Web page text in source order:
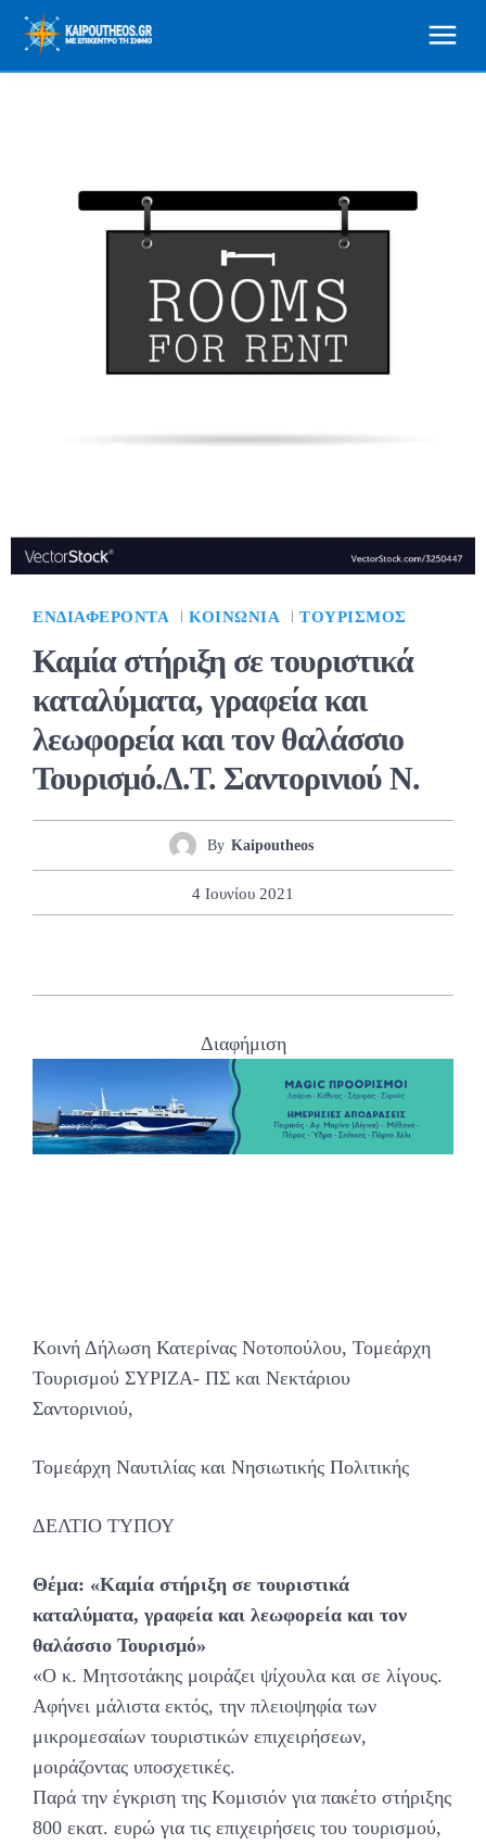
ΕΝΔΙΑΦΈΡΟΝΤΑ ΚΟΙΝΩΝΊΑ ΤΟΥΡΙΣΜΌΣ
Καμία στήριξη σε τουριστικά
καταλύματα, γραφεία και
λεωφορεία και τον θαλάσσιο
Τουρισμό.Δ.Τ. Σαντορινιού Ν.
By Kaipoutheos
4 Ιουνίου 2021
Διαφήμιση
Κοινή Δήλωση Κατερίνας Νοτοπούλου, Τομεάρχη
Τουρισμού ΣΥΡΙΖΑ- ΠΣ και Νεκτάριου
Σαντορινιού,
Τομεάρχη Ναυτιλίας και Νησιωτικής Πολιτικής
ΔΕΛΤΙΟ ΤΥΠΟΥ
Θέμα: «Καμία στήριξη σε τουριστικά
καταλύματα, γραφεία και λεωφορεία και τον
θαλάσσιο Τουρισμό»
«Ο κ. Μητσοτάκης μοιράζει ψίχουλα και σε λίγους.
Αφήνει μάλιστα εκτός, την πλειοψηφία των
μικρομεσαίων τουριστικών επιχειρήσεων,
μοιράζοντας υποσχετικές.
Παρά την έγκριση της Κομισιόν για πακέτο στήριξης
800 εκατ. ευρώ για τις επιχειρήσεις του τουρισμού,